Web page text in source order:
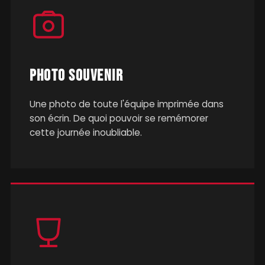
PHOTO SOUVENIR
Une photo de toute l'équipe imprimée dans
son écrin. De quoi pouvoir se remémorer
cette journée inoubliable.